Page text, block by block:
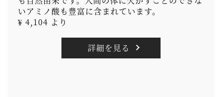
いアミノ酸も豊富に含まれています。
¥ 4,104 より
詳細を見る